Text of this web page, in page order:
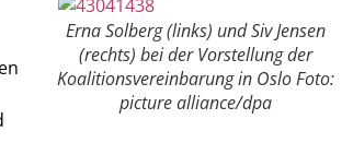
Erna Solberg (links) und Siv Jensen
(rechts) bei der Vorstellung der
Koalitionsvereinbarung in Oslo Foto:
picture alliance/dpa